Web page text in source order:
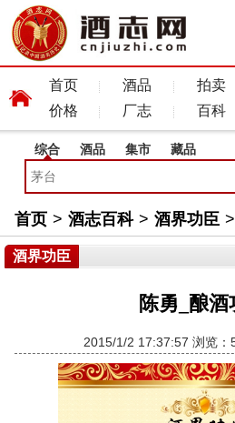
首页 酒品 拍卖
价格
厂志 百科
综合 酒品 集市 藏品
首页 > 酒志百科 > 酒界功臣 >
酒界功臣
陈勇_酿酒
2015/1/2 17:37:57 浏览